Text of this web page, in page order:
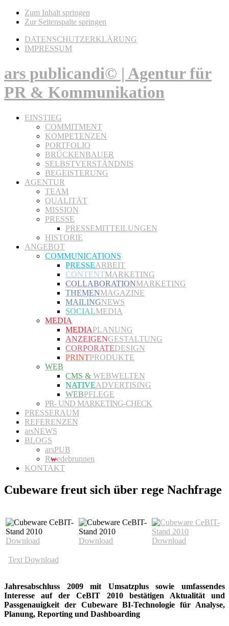
Zum Inhalt springen
Zur Seitenspalte springen
DATENSCHUTZERKLÄRUNG
IMPRESSUM
ars publicandi© | Agentur für
PR & Kommunikation
EINSTIEG
COMMITMENT
KOMPETENZEN
PORTFOLIO
BRÜCKENBAUER
SELBSTVERSTÄNDNIS
BEGEISTERUNG
AGENTUR
TEAM
QUALITÄT
MISSION
PRESSE
PRESSEMITTEILUNGEN
HISTORIE
ANGEBOT
COMMUNICATIONS
PRESSEARBEIT
CONTENTMARKETING
COLLABORATIONMARKETING
THEMENMAGAZINE
MAILINGNEWS
SOCIALMEDIA
MEDIA
MEDIAPLANUNG
ANZEIGENGESTALTUNG
CORPORATEDESIGN
PRINTPRODUKTE
WEB
CMS & WEBWELTEN
NATIVEADVERTISING
WEBPFLEGE
PR- UND MARKETING-CHECK
PRESSERAUM
REFERENZEN
arsNEWS
BLOGS
arsPUB
Rwedebrunnen
KONTAKT
Cubeware freut sich über rege Nachfrage
Download Download Download
Text Download
Jahresabschluss 2009 mit Umsatzplus sowie umfassendes
Interesse auf der CeBIT 2010 bestätigen Aktualität und
Passgenauigkeit der Cubeware BI-Technologie für Analyse,
Planung, Reporting und Dashboarding